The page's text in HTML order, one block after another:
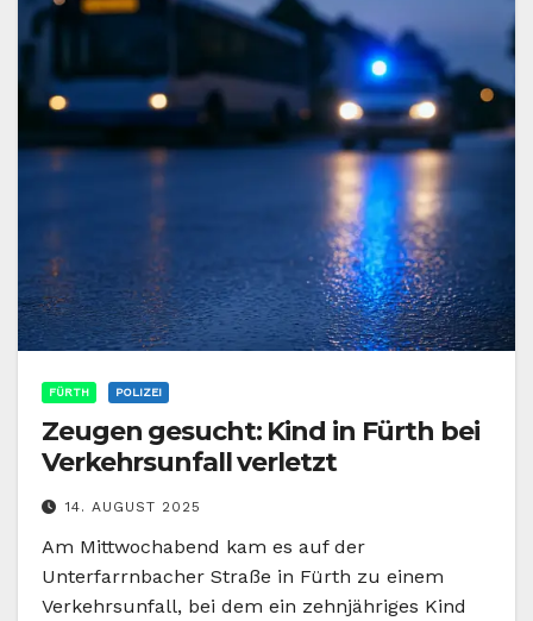
FÜRTH POLIZEI
Zeugen gesucht: Kind in Fürth bei
Verkehrsunfall verletzt
14. AUGUST 2025
Am Mittwochabend kam es auf der
Unterfarrnbacher Straße in Fürth zu einem
Verkehrsunfall, bei dem ein zehnjähriges Kind